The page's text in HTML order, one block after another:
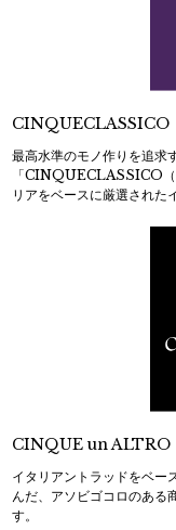
CINQUECLASSICO
最高水準のモノ作りを追求
「CINQUECLASSICO（
リアをベースに厳選された
CINQUE un ALTRO
イタリアントラッドをベ
んだ、アソビゴコロのある
す。